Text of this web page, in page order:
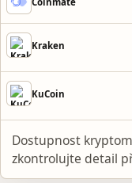
Kraken
KuCoin
Dostupnost
zkontrolujte detail